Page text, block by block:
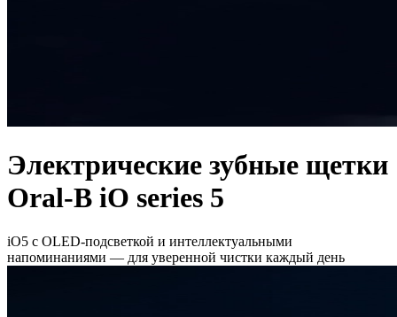
Электрические зубные щетки
Oral-B iO series 5
iO5 с OLED-подсветкой и интеллектуальными
напоминаниями — для уверенной чистки каждый день